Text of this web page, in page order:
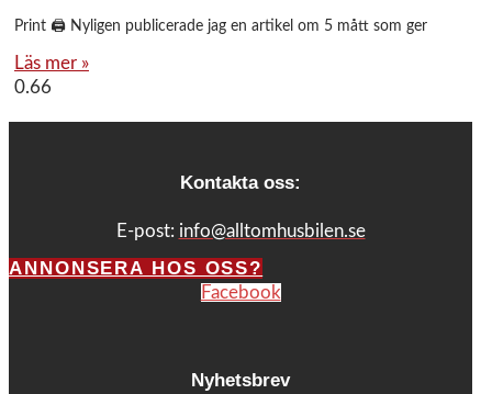
Print 🖨 Nyligen publicerade jag en artikel om 5 mått som ger
Läs mer »
Kontakta oss:
E-post: info@alltomhusbilen.se
ANNONSERA HOS OSS?
Facebook
Nyhetsbrev